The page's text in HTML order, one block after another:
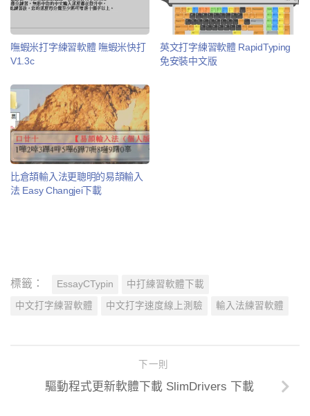
嘸蝦米打字練習軟體 嘸蝦米快打
V1.3c
英文打字練習軟體 RapidTyping
免安裝中文版
比倉頡輸入法更聰明的易頡輸入
法 Easy Changjei下載
標籤： EssayCTypin 中打練習軟體下載
中文打字練習軟體 中文打字速度線上測驗 輸入法練習軟體
下一則
驅動程式更新軟體下載 SlimDrivers 下載